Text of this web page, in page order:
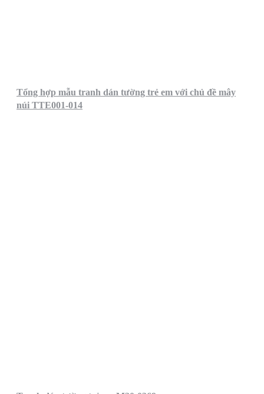
Tổng hợp mẫu tranh dán tường trẻ em với chủ đề mây
núi TTE001-014